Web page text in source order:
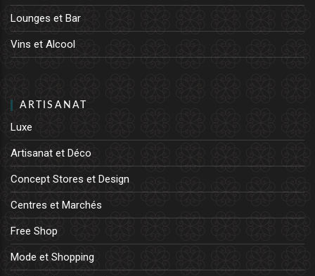
Lounges et Bar
Vins et Alcool
ARTISANAT
Luxe
Artisanat et Déco
Concept Stores et Design
Centres et Marchés
Free Shop
Mode et Shopping